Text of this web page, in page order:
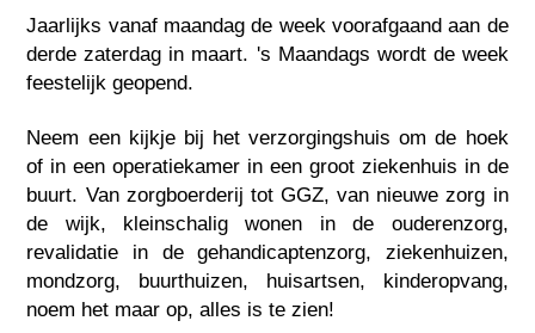
Jaarlijks vanaf maandag de week voorafgaand aan de
derde zaterdag in maart. 's Maandags wordt de week
feestelijk geopend.
Neem een kijkje bij het verzorgingshuis om de hoek
of in een operatiekamer in een groot ziekenhuis in de
buurt. Van zorgboerderij tot GGZ, van nieuwe zorg in
de wijk, kleinschalig wonen in de ouderenzorg,
revalidatie in de gehandicaptenzorg, ziekenhuizen,
mondzorg, buurthuizen, huisartsen, kinderopvang,
noem het maar op, alles is te zien!